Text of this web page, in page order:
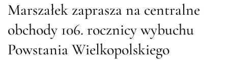
Marszałek zaprasza na centralne
obchody 106. rocznicy wybuchu
Powstania Wielkopolskiego